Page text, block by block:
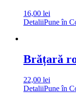
16,00 lei
DetaliiPune în
Brățară
22,00 lei
DetaliiPune în